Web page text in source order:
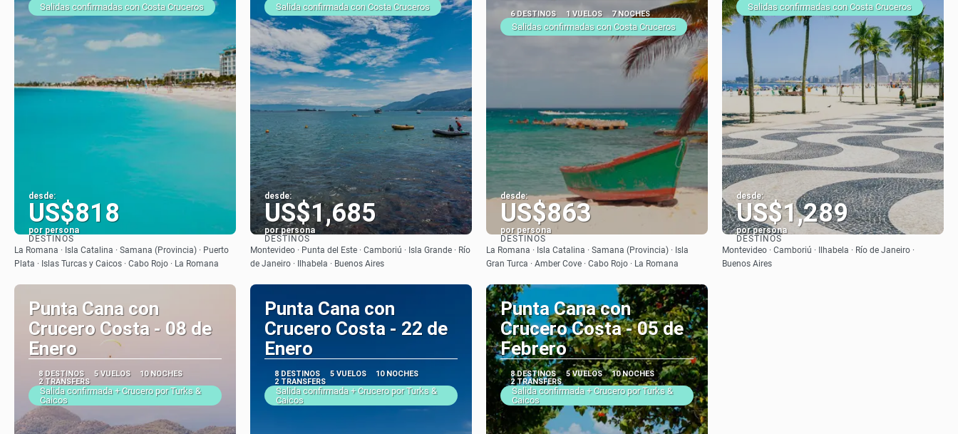
Salidas confirmadas con Costa Cruceros
desde:
US$818
por persona
Ver
DESTINOS
La Romana · Isla Catalina · Samana (Provincia) · Puerto
Plata · Islas Turcas y Caicos · Cabo Rojo · La Romana
Salida confirmada con Costa Cruceros
desde:
US$1,685
por persona
Ver
DESTINOS
Montevideo · Punta del Este · Camboriú · Isla Grande · Río
de Janeiro · Ilhabela · Buenos Aires
6 DESTINOS 1 VUELOS 7 NOCHES
Salidas confirmadas con Costa Cruceros
desde:
US$863
por persona
Ver
DESTINOS
La Romana · Isla Catalina · Samana (Provincia) · Isla
Gran Turca · Amber Cove · Cabo Rojo · La Romana
Salidas confirmadas con Costa Cruceros
desde:
US$1,289
por persona
Ver
DESTINOS
Montevideo · Camboriú · Ilhabela · Río de Janeiro ·
Buenos Aires
Punta Cana con
Crucero Costa - 08 de
Enero
8 DESTINOS 5 VUELOS
10 NOCHES
2 TRANSFERS
Salida confirmada + Crucero por Turks &
Caicos
Punta Cana con
Crucero Costa - 22 de
Enero
8 DESTINOS 5 VUELOS
10 NOCHES
2 TRANSFERS
Salida confirmada + Crucero por Turks &
Caicos
Punta Cana con
Crucero Costa - 05 de
Febrero
8 DESTINOS 5 VUELOS
10 NOCHES
2 TRANSFERS
Salida confirmada + Crucero por Turks &
Caicos